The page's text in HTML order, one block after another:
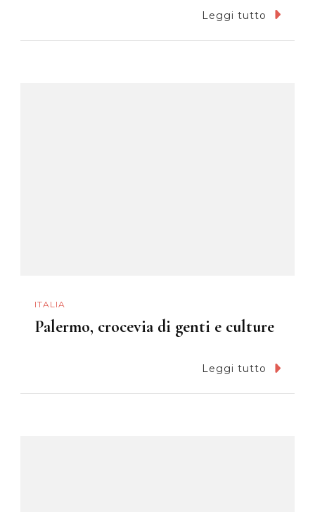
Leggi tutto
ITALIA
Palermo, crocevia di genti e culture
Leggi tutto